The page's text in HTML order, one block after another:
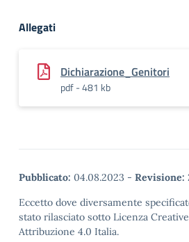
Allegati
Dichiarazione_Genitori
pdf - 481 kb
Pubblicato: 04.08.2023 - Revisione:
Eccetto dove diversamente
stato rilasciato sotto Licenza
Attribuzione 4.0 Italia.